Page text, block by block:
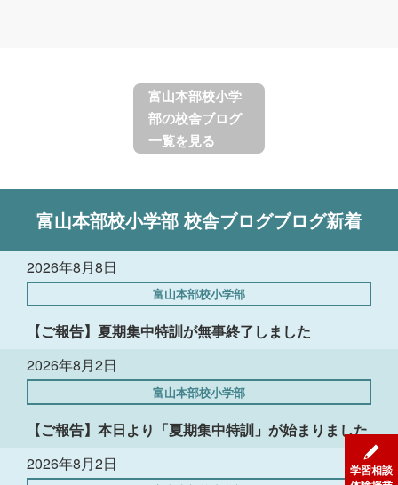
富山本部校小学
部の校舎ブログ
一覧を見る
富山本部校小学部 校舎ブログブログ新着
2026年8月8日
富山本部校小学部
【ご報告】夏期集中特訓が無事終了しました
2026年8月2日
富山本部校小学部
【ご報告】本日より「夏期集中特訓」が始まりました
2026年8月2日
学習相談